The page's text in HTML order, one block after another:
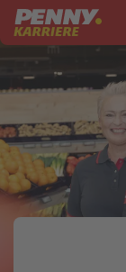
Zum Inhalt